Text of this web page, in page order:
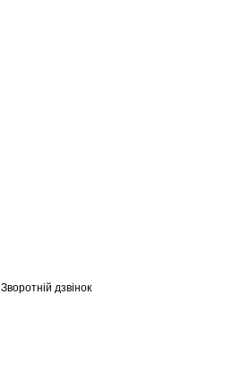
Зворотній дзвінок